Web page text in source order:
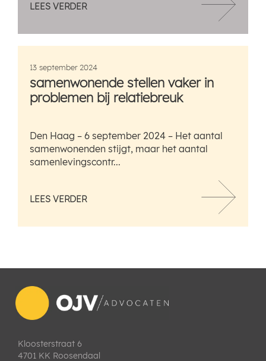
LEES VERDER
13 september 2024
samenwonende stellen vaker in
problemen bij relatiebreuk
Den Haag – 6 september 2024 – Het aantal
samenwonenden stijgt, maar het aantal
samenlevingscontr...
LEES VERDER
Kloosterstraat 6
4701 KK Roosendaal